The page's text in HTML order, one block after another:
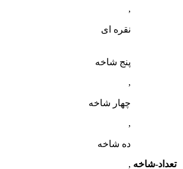
,
نقره ای
تعداد-شاخه
پنج شاخه
,
چهار شاخه
,
ده شاخه
,